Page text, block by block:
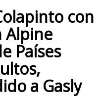
con
Alpine
Países
a Gasly